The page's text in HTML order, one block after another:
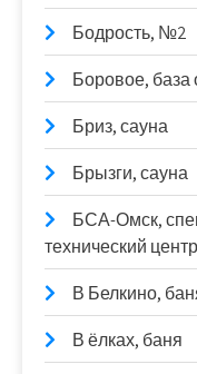
Бодрость, №2
Боровое, база
Бриз, сауна
Брызги, сауна
БСА-Омск,
технический центр
В Белкино,
В ёлках, баня